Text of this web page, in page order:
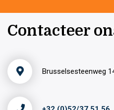
Contacteer
Brusselsesteenweg